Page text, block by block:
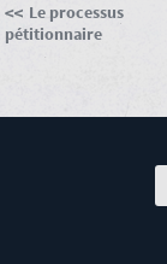
Le processus
pétitionnaire